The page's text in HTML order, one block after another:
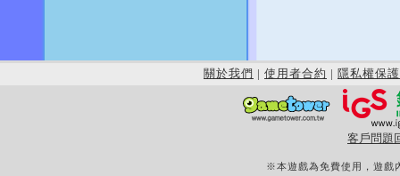
關於我們 | 使用者合約 | 隱私權保護
客戶問題
※本遊戲為免費使用，遊戲